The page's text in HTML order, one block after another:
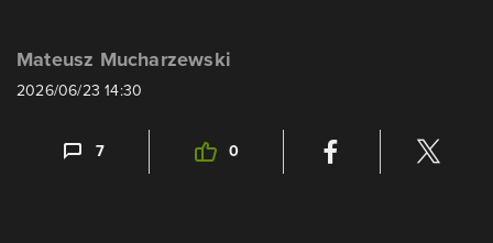
Mateusz Mucharzewski
2026/06/23 14:30
7 0